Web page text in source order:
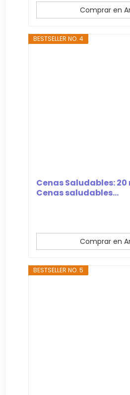
Comprar en
BESTSELLER NO. 4
Cenas Saludables:
Cenas saludables...
Comprar en
BESTSELLER NO. 5